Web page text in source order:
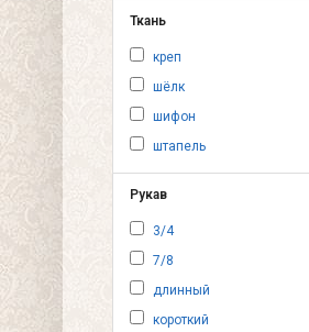
Ткань
креп
шёлк
шифон
штапель
Рукав
3/4
7/8
длинный
короткий